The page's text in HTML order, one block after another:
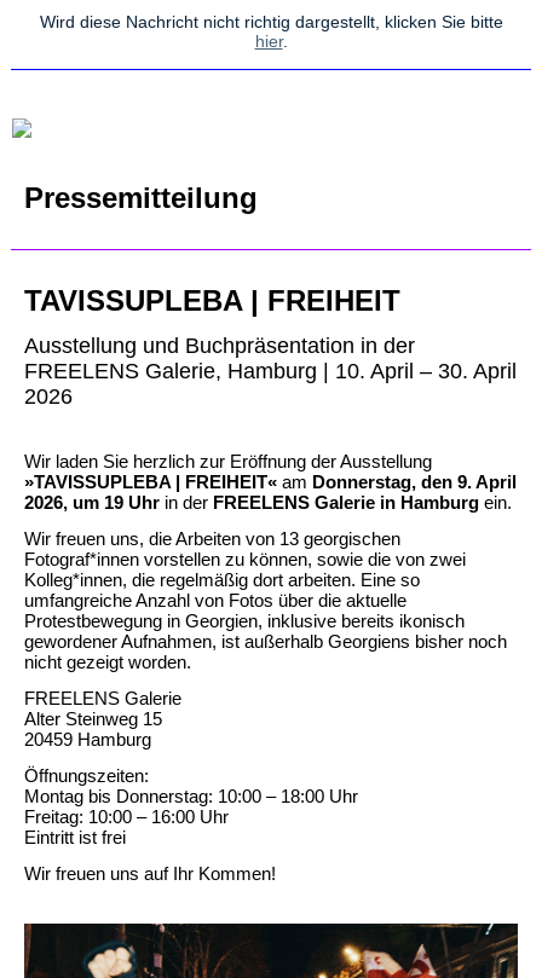
Wird diese Nachricht nicht richtig dargestellt, klicken Sie bitte
hier.
Pressemitteilung
TAVISSUPLEBA | FREIHEIT
Ausstellung und Buchpräsentation in der
FREELENS Galerie, Hamburg | 10. April – 30. April
2026
Wir laden Sie herzlich zur Eröffnung der Ausstellung
»TAVISSUPLEBA | FREIHEIT« am Donnerstag, den 9. April
2026, um 19 Uhr in der FREELENS Galerie in Hamburg ein.
Wir freuen uns, die Arbeiten von 13 georgischen
Fotograf*innen vorstellen zu können, sowie die von zwei
Kolleg*innen, die regelmäßig dort arbeiten. Eine so
umfangreiche Anzahl von Fotos über die aktuelle
Protestbewegung in Georgien, inklusive bereits ikonisch
gewordener Aufnahmen, ist außerhalb Georgiens bisher noch
nicht gezeigt worden.
FREELENS Galerie
Alter Steinweg 15
20459 Hamburg
Öffnungszeiten:
Montag bis Donnerstag: 10:00 – 18:00 Uhr
Freitag: 10:00 – 16:00 Uhr
Eintritt ist frei
Wir freuen uns auf Ihr Kommen!